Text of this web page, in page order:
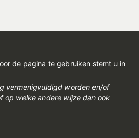
de pagina te gebruiken stemt u in
vermenigvuldigd worden en/of
op welke andere wijze dan ook